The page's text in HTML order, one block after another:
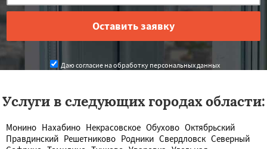
Даю согласие на обработку персональных данных
Услуги в следующих городах области:
Монино Нахабино Некрасовское Обухово Октябрьский
Правдинский Решетниково Родники Свердловск Северный